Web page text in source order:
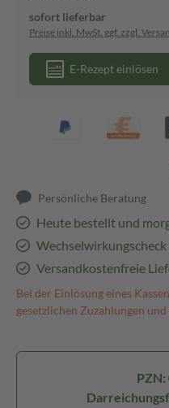
sofort lieferbar
Preise inkl. MwSt. ggf. zzgl.
E-Rezept einlösen
Persönliche Beratung
Heute bestellt und
Versandkostenfreie
Bei der Einlösung eines
gesetzlichen Zuzahlungen